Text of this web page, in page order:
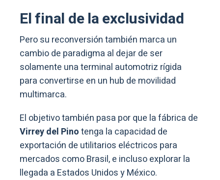
El final de la exclusividad
Pero su reconversión también marca un
cambio de paradigma al dejar de ser
solamente una terminal automotriz rígida
para convertirse en un hub de movilidad
multimarca.
El objetivo también pasa por que la fábrica de
Virrey del Pinotenga la capacidad de
exportación de utilitarios eléctricos para
mercados como Brasil, e incluso explorar la
llegada a Estados Unidos y México.